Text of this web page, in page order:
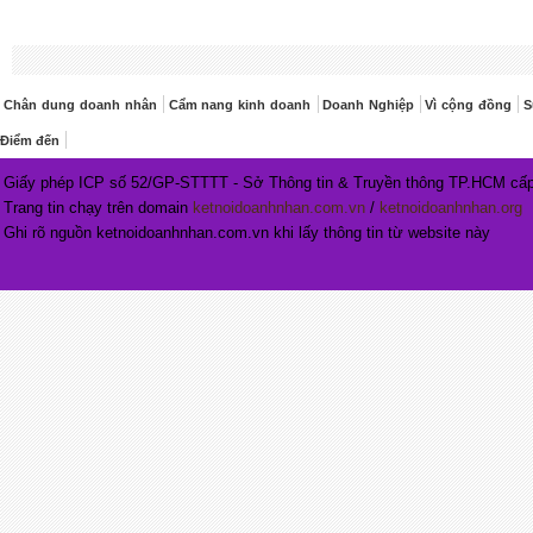
Chân dung doanh nhân Cẩm nang kinh doanh Doanh Nghiệp Vì cộng đồng
Điểm đến
Giấy phép ICP số 52/GP-STTTT - Sở Thông tin & Truyền thông TP.HCM
Trang tin chạy trên domain ketnoidoanhnhan.com.vn / ketnoidoanhnhan.org
Ghi rõ nguồn ketnoidoanhnhan.com.vn khi lấy thông tin từ website này